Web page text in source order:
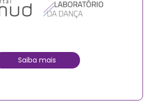
Saiba mais